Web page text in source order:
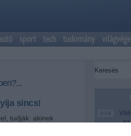
sport tech tudomány világvége
sincs!
tudják: akinek
8:04